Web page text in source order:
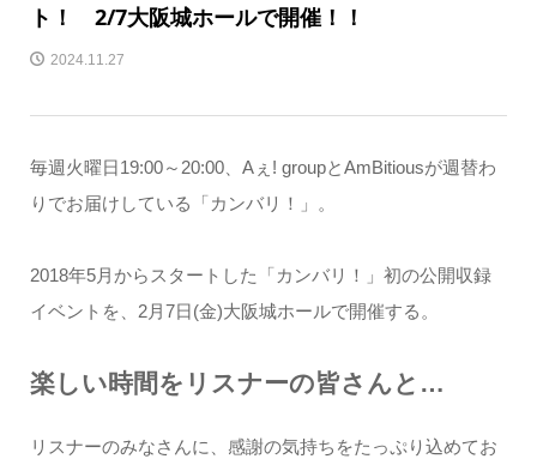
ト！ 2/7大阪城ホールで開催！！
2024.11.27
毎週火曜日19:00～20:00、Aぇ! groupとAmBitiousが週替わ
りでお届けしている「カンバリ！」。
2018年5月からスタートした「カンバリ！」初の公開収録
イベントを、2月7日(金)大阪城ホールで開催する。
楽しい時間をリスナーの皆さんと…
リスナーのみなさんに、感謝の気持ちをたっぷり込めてお